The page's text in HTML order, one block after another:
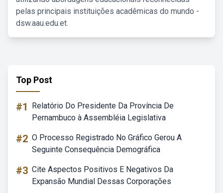
pelas principais instituições acadêmicas do mundo -
dsw.aau.edu.et.
Top Post
#1
Relatório Do Presidente Da Província De
Pernambuco à Assembléia Legislativa
#2 O Processo Registrado No Gráfico Gerou A
Seguinte Consequência Demográfica
#3 Cite Aspectos Positivos E Negativos Da
Expansão Mundial Dessas Corporações